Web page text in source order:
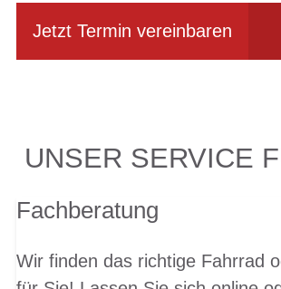
Jetzt Termin vereinbaren
UNSER SERVICE
Fachberatung
Wir finden das richtige Fahrrad